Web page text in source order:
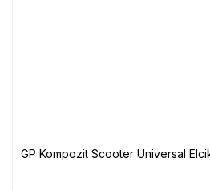
GP Kompozit Scooter Universal